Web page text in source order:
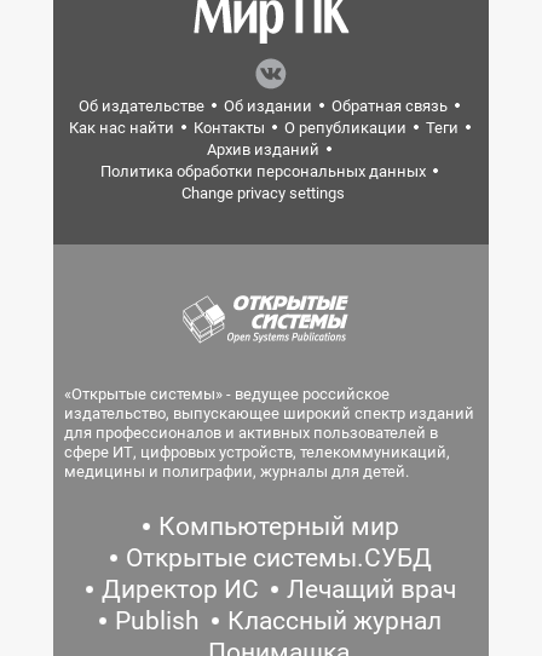
Об издательстве Об издании
Обратная связь
Как нас найти
Контакты О републикации
Теги
Архив изданий
Политика обработки персональных данных
Change privacy settings
«Открытые системы» - ведущее российское
издательство, выпускающее широкий спектр изданий
для профессионалов и активных пользователей в
сфере ИТ, цифровых устройств, телекоммуникаций,
медицины и полиграфии, журналы для детей.
Компьютерный мир
Открытые системы.СУБД
Директор ИС
Лечащий врач
Publish
Классный журнал